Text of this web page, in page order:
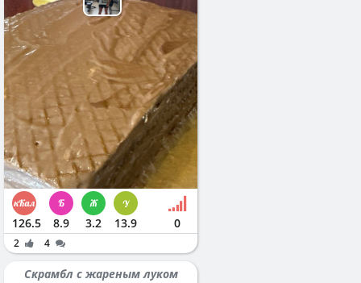
126.5 8.9 3.2 13.9 0
2 4
Скрамбл с жареным луком